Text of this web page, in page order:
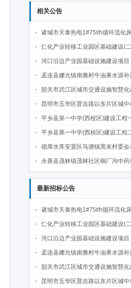
相关公告
诸城市天泰热电1#75t/h循环流化床锅炉及配套设施升级改造项目（设计施工一体
仁化产业转移工业园区基础建设(二期)一韶关仁化产业园区工业二路道路及桥梁(西侧扩园段)建设
河口沿边产业园基础设施建设项目（二期）设计施工总承包（EPC）(三次
孟连县娜允镇南雅村牛油果水源补足提质增效建设项目
韶关市武江区城市交通设施智慧化改造提升项目-基础建设工程（一期）A标段施
昆明市五华区普吉路以东片区城中村改造项目（一期）A7、A-4-2地块安置房项目供配电设计施工一体化
平乡县第一中学(西校区)建设工程一标段施工
平乡县第一中学(西校区)建设工程二标段施工
德厚水库安置区马塘镇黑末村委会花庄移民安置点美丽家园·移民新村建设项
永善县茂林镇茂林社区铜厂沟中药材产业配套水利设施建设项目
最新招标公告
诸城市天泰热电1#75t/h循环流化床锅炉及配套设施升级改造项目（设计施工一体
仁化产业转移工业园区基础建设(二期)一韶关仁化产业园区工业二路道路及桥梁(西侧扩园段)建设
河口沿边产业园基础设施建设项目（二期）设计施工总承包（EPC）(三次
孟连县娜允镇南雅村牛油果水源补足提质增效建设项目
韶关市武江区城市交通设施智慧化改造提升项目-基础建设工程（一期）A标段施
昆明市五华区普吉路以东片区城中村改造项目（一期）A7、A-4-2地块安置房项目供配电设计施工一体化